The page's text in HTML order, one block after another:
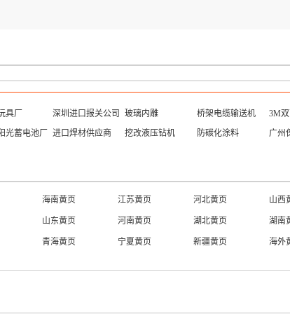
具厂 深圳进口报关公司 玻璃内雕 桥架电缆输送机 3M
光蓄电池厂 进口焊材供应商 挖改液压钻机 防碳化涂料 广州
海南黄页 江苏黄页 河北黄页 山西
山东黄页 河南黄页 湖北黄页 湖南
青海黄页 宁夏黄页 新疆黄页 海外